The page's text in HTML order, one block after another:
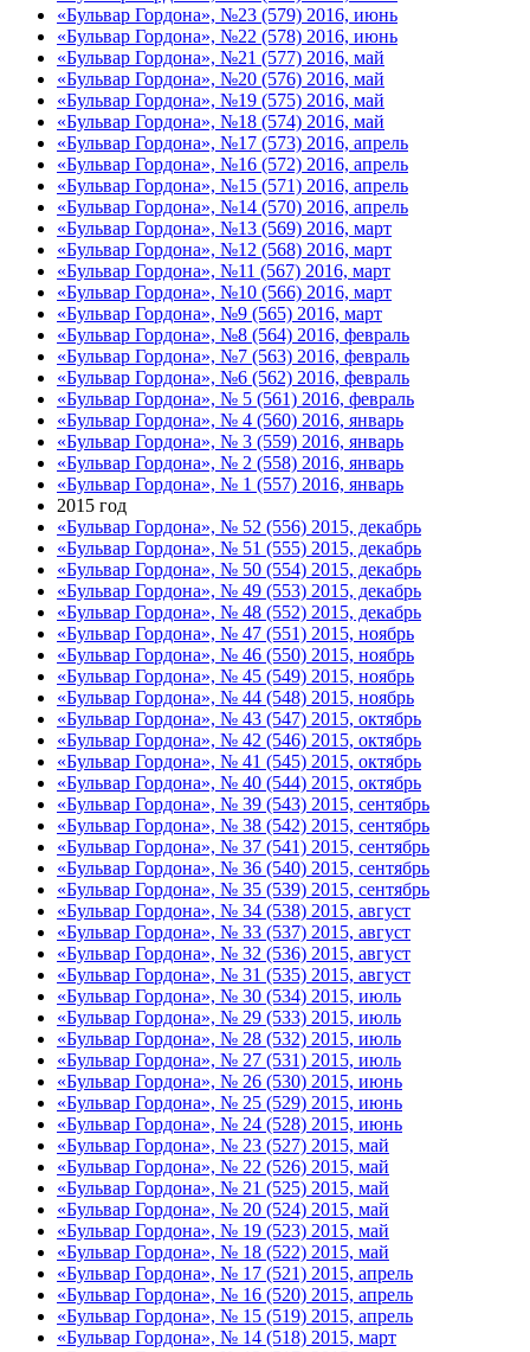
«Бульвар Гордона», №23 (579) 2016, июнь
«Бульвар Гордона», №22 (578) 2016, июнь
«Бульвар Гордона», №21 (577) 2016, май
«Бульвар Гордона», №20 (576) 2016, май
«Бульвар Гордона», №19 (575) 2016, май
«Бульвар Гордона», №18 (574) 2016, май
«Бульвар Гордона», №17 (573) 2016, апрель
«Бульвар Гордона», №16 (572) 2016, апрель
«Бульвар Гордона», №15 (571) 2016, апрель
«Бульвар Гордона», №14 (570) 2016, апрель
«Бульвар Гордона», №13 (569) 2016, март
«Бульвар Гордона», №12 (568) 2016, март
«Бульвар Гордона», №11 (567) 2016, март
«Бульвар Гордона», №10 (566) 2016, март
«Бульвар Гордона», №9 (565) 2016, март
«Бульвар Гордона», №8 (564) 2016, февраль
«Бульвар Гордона», №7 (563) 2016, февраль
«Бульвар Гордона», №6 (562) 2016, февраль
«Бульвар Гордона», № 5 (561) 2016, февраль
«Бульвар Гордона», № 4 (560) 2016, январь
«Бульвар Гордона», № 3 (559) 2016, январь
«Бульвар Гордона», № 2 (558) 2016, январь
«Бульвар Гордона», № 1 (557) 2016, январь
2015 год
«Бульвар Гордона», № 52 (556) 2015, декабрь
«Бульвар Гордона», № 51 (555) 2015, декабрь
«Бульвар Гордона», № 50 (554) 2015, декабрь
«Бульвар Гордона», № 49 (553) 2015, декабрь
«Бульвар Гордона», № 48 (552) 2015, декабрь
«Бульвар Гордона», № 47 (551) 2015, ноябрь
«Бульвар Гордона», № 46 (550) 2015, ноябрь
«Бульвар Гордона», № 45 (549) 2015, ноябрь
«Бульвар Гордона», № 44 (548) 2015, ноябрь
«Бульвар Гордона», № 43 (547) 2015, октябрь
«Бульвар Гордона», № 42 (546) 2015, октябрь
«Бульвар Гордона», № 41 (545) 2015, октябрь
«Бульвар Гордона», № 40 (544) 2015, октябрь
«Бульвар Гордона», № 39 (543) 2015, сентябрь
«Бульвар Гордона», № 38 (542) 2015, сентябрь
«Бульвар Гордона», № 37 (541) 2015, сентябрь
«Бульвар Гордона», № 36 (540) 2015, сентябрь
«Бульвар Гордона», № 35 (539) 2015, сентябрь
«Бульвар Гордона», № 34 (538) 2015, август
«Бульвар Гордона», № 33 (537) 2015, август
«Бульвар Гордона», № 32 (536) 2015, август
«Бульвар Гордона», № 31 (535) 2015, август
«Бульвар Гордона», № 30 (534) 2015, июль
«Бульвар Гордона», № 29 (533) 2015, июль
«Бульвар Гордона», № 28 (532) 2015, июль
«Бульвар Гордона», № 27 (531) 2015, июль
«Бульвар Гордона», № 26 (530) 2015, июнь
«Бульвар Гордона», № 25 (529) 2015, июнь
«Бульвар Гордона», № 24 (528) 2015, июнь
«Бульвар Гордона», № 23 (527) 2015, май
«Бульвар Гордона», № 22 (526) 2015, май
«Бульвар Гордона», № 21 (525) 2015, май
«Бульвар Гордона», № 20 (524) 2015, май
«Бульвар Гордона», № 19 (523) 2015, май
«Бульвар Гордона», № 18 (522) 2015, май
«Бульвар Гордона», № 17 (521) 2015, апрель
«Бульвар Гордона», № 16 (520) 2015, апрель
«Бульвар Гордона», № 15 (519) 2015, апрель
«Бульвар Гордона», № 14 (518) 2015, март